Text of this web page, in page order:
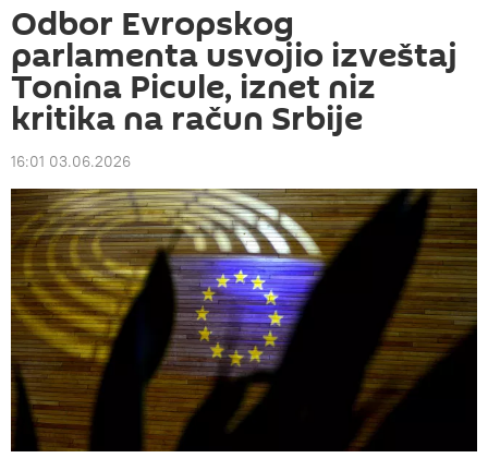
Odbor Evropskog
parlamenta usvojio izveštaj
Tonina Picule, iznet niz
kritika na račun Srbije
16:01 03.06.2026